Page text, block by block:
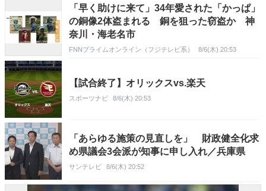
「早く助けに来て」34年愛された「かっぱ」
の銅像2体盗まれる 銅を狙った窃盗か 神
奈川・海老名市
FNNプライムオンライン（フジテレビ系） 8/6(木) 20:53
【試合終了】オリックスvs.楽天
スポーツナビ 8/6(木) 20:53
「あらゆる施策の見直しを」 財政健全化求
め県議会3会派が知事に申し入れ／兵庫県
サンテレビ 8/6(木) 20:52